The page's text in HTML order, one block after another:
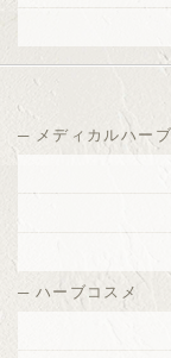
メディカルハーブ
ハーブコスメ